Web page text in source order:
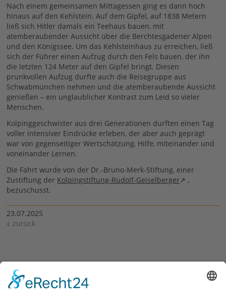
Nach einem gemeinsamen Mittagessen ging es dann hoch
hinaus auf den Kehlstein. Auf dem Gipfel, auf 1838 Metern
ließ sich Hitler damals ein Teehaus bauen, mit
atemberaubender Aussicht über die Berchtesgadener Alpen
und den Königssee. Um das Kehlsteinhaus zu erreichen, ließ
sich der Führer einen Aufzug durch den Fels bauen, der ihn
die letzten 124 Meter auf den Gipfel bringt. Diesen
prunkvollen Aufzug durfte auch die Reisegruppe aus
Schwabmünchen nehmen und die atemberaubende Aussicht
genießen – ein unglaublicher Kontrast zum Leid so vieler
Menschen.
Kolpinggeschwister aus drei Generationen durften einen Tag
voller intensiver Eindrücke erleben, der aber auch geprägt
war von gegenseitiger Wertschätzung, Hilfe, miteinander und
voneinander Lernen.
Die Fahrt wurde von der Dr.-Bruno-Merk-Stiftung, einer
Zustiftung der Kolpingstiftung-Rudolf-Geiselberger
,
bezuschusst.
23.07.2025
zurück
Siehe auch